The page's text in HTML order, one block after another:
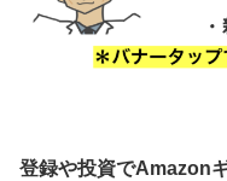
登録や投資でAmazon